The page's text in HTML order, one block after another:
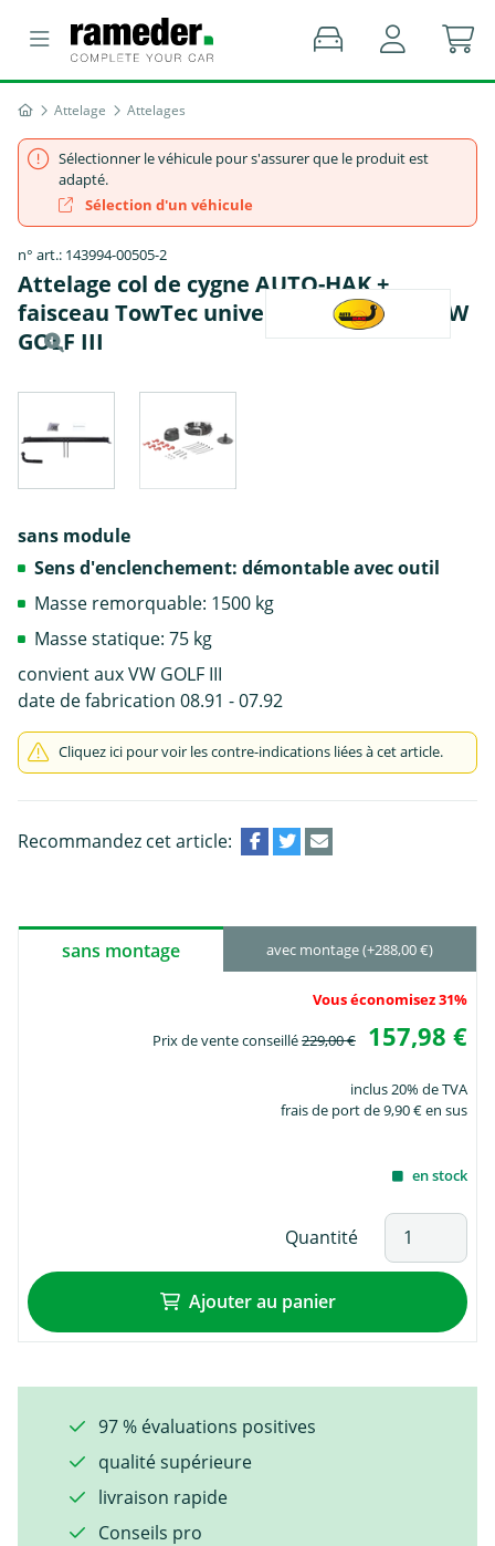
Attelage Attelages
Sélectionner le véhicule pour s'assurer que le produit est
adapté.
Sélection d'un véhicule
n° art.: 143994-00505-2
Attelage col de cygne AUTO-HAK +
faisceau TowTec universel 7 broches - VW
GOLF III
sans module
Sens d'enclenchement: démontable avec outil
Masse remorquable: 1500 kg
Masse statique: 75 kg
convient aux VW GOLF III
date de fabrication 08.91 - 07.92
Cliquez ici pour voir les contre-indications liées à cet article.
Recommandez cet article:
sans montage avec montage (+288,00 €)
Vous économisez 31%
Prix de vente conseillé229,00 € 157,98 €
inclus 20% de TVA
frais de port de 9,90 € en sus
en stock
Quantité
Ajouter au panier
97 % évaluations positives
qualité supérieure
livraison rapide
Conseils pro